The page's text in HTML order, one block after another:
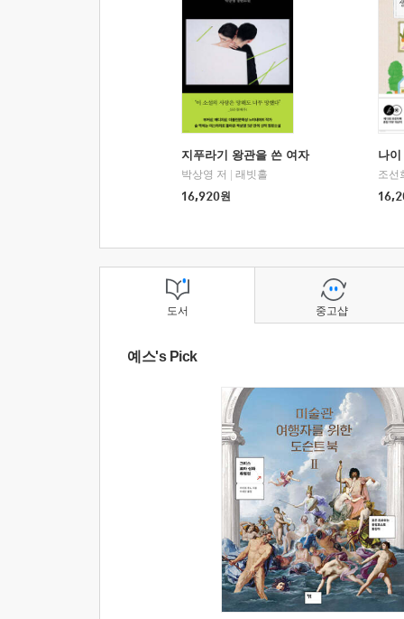
지푸라기 왕관을 쓴 여자
박상영 저
래빗홀
16,920원
나
조선
도서
예스's Pick
중고샵